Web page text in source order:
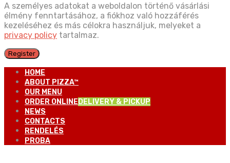
A személyes adatokat a weboldalon történő vásárlási
élmény fenntartásához, a fiókhoz való hozzáférés
kezeléséhez és más célokra használjuk, melyeket a
privacy policy tartalmaz.
Register
HOME
ABOUT PIZZA™
OUR MENU
ORDER ONLINE DELIVERY & PICKUP
NEWS
CONTACTS
RENDELÉS
PROBA